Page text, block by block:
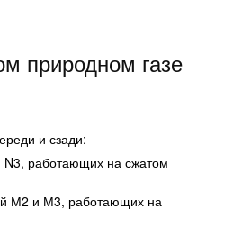
природном газе
и сзади:
N3, работающих на сжатом
М2 и М3, работающих на